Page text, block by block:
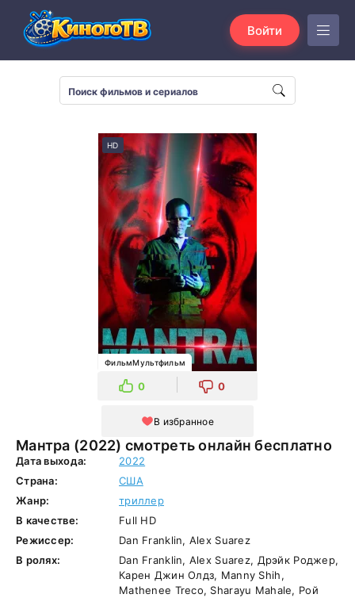
Войти
Мантра (2022) смотреть онлайн бесплатно
HD
ФильмМультфильм
0 0
В избранное
Дата выхода:
2022
Страна:
США
Жанр:
триллер
В качестве:
Full HD
Режиссер:
Dan Franklin, Alex Suarez
В ролях:
Dan Franklin, Alex Suarez, Дрэйк Роджер,
Карен Джин Олдз, Manny Shih,
Mathenee Treco, Sharayu Mahale, Рой